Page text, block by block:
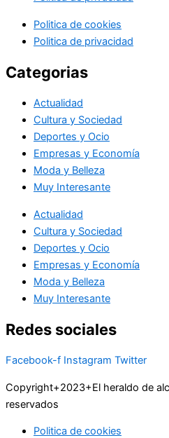
Politica de cookies
Politica de privacidad
Categorias
Actualidad
Cultura y Sociedad
Deportes y Ocio
Empresas y Economía
Moda y Belleza
Muy Interesante
Actualidad
Cultura y Sociedad
Deportes y Ocio
Empresas y Economía
Moda y Belleza
Muy Interesante
Redes sociales
Facebook-f Instagram Twitter
Copyright+2023+El heraldo de
reservados
Politica de cookies